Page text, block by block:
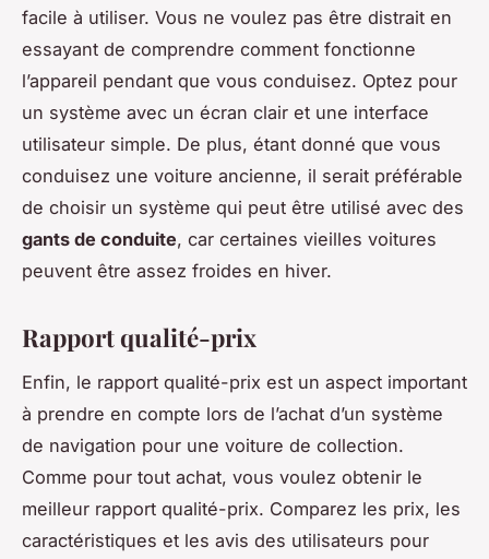
facile à utiliser. Vous ne voulez pas être distrait en
essayant de comprendre comment fonctionne
l’appareil pendant que vous conduisez. Optez pour
un système avec un écran clair et une interface
utilisateur simple. De plus, étant donné que vous
conduisez une voiture ancienne, il serait préférable
de choisir un système qui peut être utilisé avec des
gants de conduite, car certaines vieilles voitures
peuvent être assez froides en hiver.
Rapport qualité-prix
Enfin, le rapport qualité-prix est un aspect important
à prendre en compte lors de l’achat d’un système
de navigation pour une voiture de collection.
Comme pour tout achat, vous voulez obtenir le
meilleur rapport qualité-prix. Comparez les prix, les
caractéristiques et les avis des utilisateurs pour